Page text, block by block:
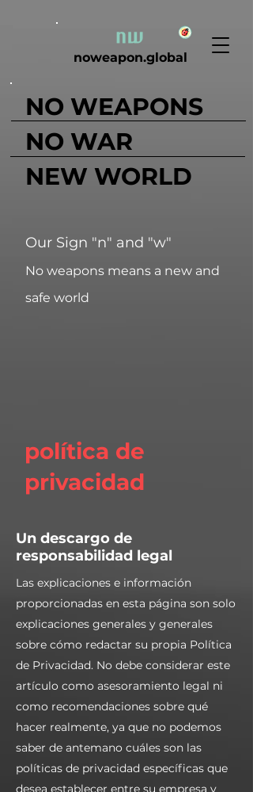
NO WEAPONS
NO WAR
NEW WORLD
Our Sign "n" and "w"
No weapons means a new and
safe world
noweapon.global
política de
privacidad
Un descargo de
responsabilidad legal
Las explicaciones e información
proporcionadas en esta página son solo
explicaciones generales y generales
sobre cómo redactar su propia Política
de Privacidad. No debe considerar este
artículo como asesoramiento legal ni
como recomendaciones sobre qué
hacer realmente, ya que no podemos
saber de antemano cuáles son las
políticas de privacidad específicas que
desea establecer entre su empresa y